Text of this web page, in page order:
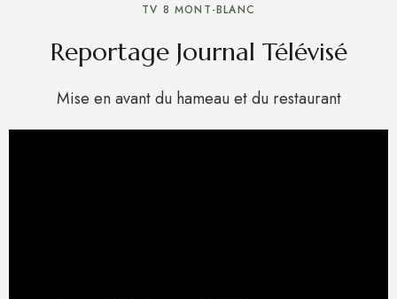
TV 8 MONT-BLANC
Reportage Journal Télévisé
Mise en avant du hameau et du restaurant